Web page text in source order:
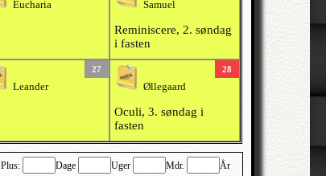
Eucharia Samuel
Reminiscere, 2. søndag
i fasten
27
Leander
28
Øllegaard
Oculi, 3. søndag i
fasten
Plus: Dage Uger Mdr.
År